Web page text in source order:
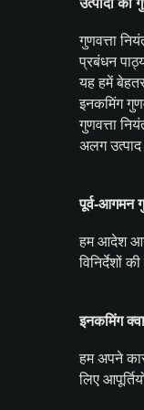
उत्पादों की
गुणवत्ता
प्रबंधन
यह हमें
इनकमिंग
गुणवत्ता
अलग
पूर्व-आगमन
हम आदेश आने
विनिर्देशों
इनकमिंग
हम अपने
लिए